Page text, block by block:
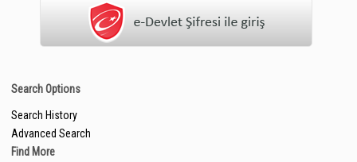
Search Options
Search History
Advanced Search
Find More